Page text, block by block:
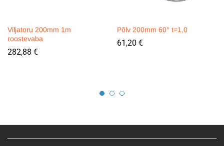
Viljatoru 200mm 1m
roostevaba
282,88 €
Põlv 200mm 60° t=1,0
61,20 €